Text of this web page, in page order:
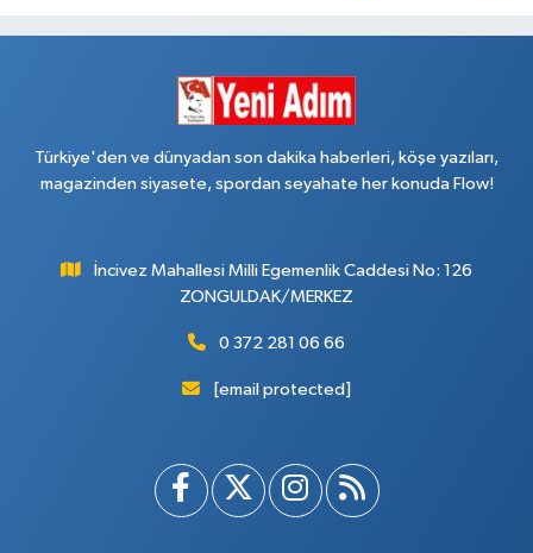
Türkiye'den ve dünyadan son dakika haberleri, köşe yazıları,
magazinden siyasete, spordan seyahate her konuda Flow!
İncivez Mahallesi Milli Egemenlik Caddesi No: 126
ZONGULDAK/MERKEZ
0 372 281 06 66
[email protected]